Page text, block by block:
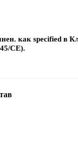
как specified в
CE).